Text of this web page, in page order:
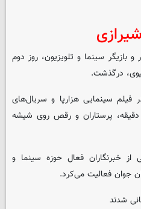
بازیگر سینما و تلویزیون، روز دوم
فیلم‌ سینمایی هزارپا و سریال‌های
دقیقه، پرستاران و رقص روی شیشه
خبرنگاران فعال حوزه سینما و
جوان فعالیت می‌کرد.